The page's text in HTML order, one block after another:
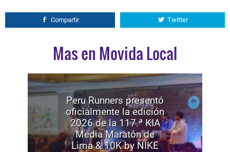
Compartir Twitter
Mas en Movida Local
Peru Runners presentó
oficialmente la edición
2026 de la 117.ª KIA
Media Maratón de
Lima & 10K by NIKE